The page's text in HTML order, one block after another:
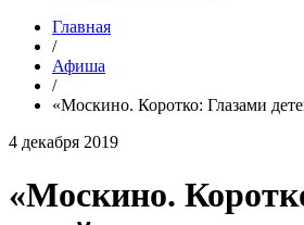
Главная
/
Афиша
/
«Москино. Коротко: Глазами
4 декабря 2019
«Москино.